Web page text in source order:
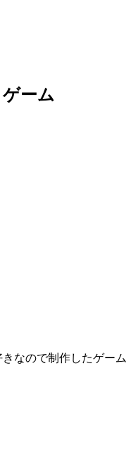
ーム
なので制作したゲーム